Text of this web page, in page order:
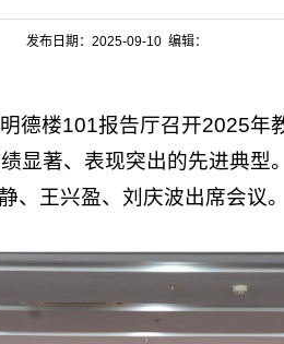
发布日期：2025-09-10 编辑：
德楼101报告厅召开2025年
显著、表现突出的先进典型
、王兴盈、刘庆波出席会议